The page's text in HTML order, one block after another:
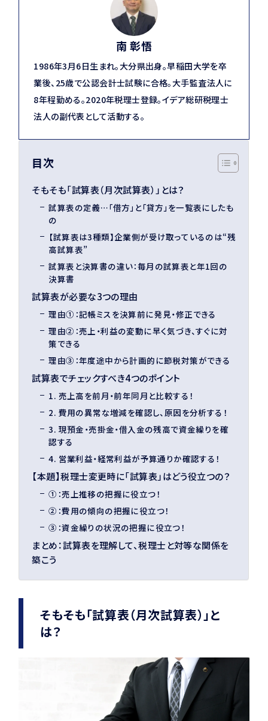
南 彰悟
1986年3月6日生まれ。大分県出身。早稲田大学を卒
業後、25歳で公認会計士試験に合格。大手監査法人に
8年程勤める。2020年税理士登録。イデア総研税理士
法人の副代表として活動する。
目次
そもそも「試算表（月次試算表）」とは？
試算表の定義…「借方」と「貸方」を一覧表にしたも
の
【試算表は3種類】企業側が受け取っているのは“残
高試算表”
試算表と決算書の違い：毎月の試算表と年1回の
決算書
試算表が必要な3つの理由
理由①：記帳ミスを決算前に発見・修正できる
理由②：売上・利益の変動に早く気づき、すぐに対
策できる
理由③：年度途中から計画的に節税対策ができる
試算表でチェックすべき4つのポイント
1. 売上高を前月・前年同月と比較する！
2. 費用の異常な増減を確認し、原因を分析する！
3. 現預金・売掛金・借入金の残高で資金繰りを確
認する
4. 営業利益・経常利益が予算通りか確認する！
【本題】税理士変更時に「試算表」はどう役立つの？
①：売上推移の把握に役立つ！
②：費用の傾向の把握に役立つ！
③：資金繰りの状況の把握に役立つ！
まとめ：試算表を理解して、税理士と対等な関係を
築こう
そもそも「試算表（月次試算表）」と
は？